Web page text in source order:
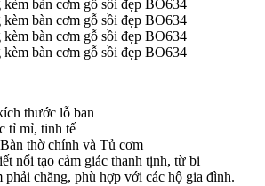
thước lỗ ban
tỉ mỉ, tinh tế
thờ chính và Tủ cơm
nổi tạo cảm giác thanh tịnh, từ bi
phải chăng, phù hợp với các hộ gia đình.